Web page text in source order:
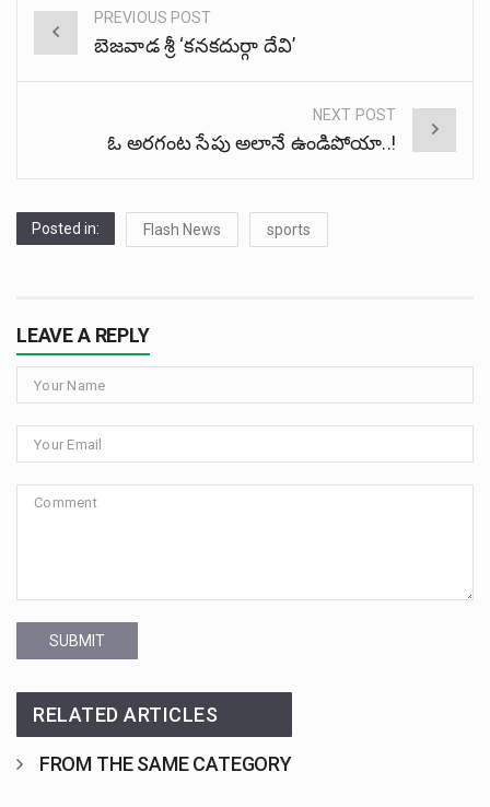
Post
PREVIOUS POST
బెజవాడ శ్రీ ‘కనకదుర్గా దేవి’
NEXT POST
ఓ అరగంట సేపు అలానే ఉండిపోయా..!
Posted in: Flash News sports
LEAVE A REPLY
SUBMIT
RELATED ARTICLES
FROM THE SAME CATEGORY